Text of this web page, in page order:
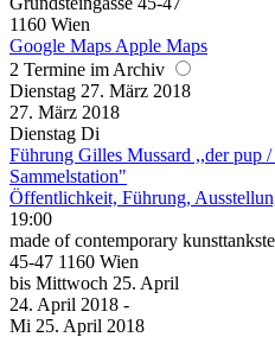
1160 Wien
Google Maps Apple Maps
2 Termine im Archiv
Dienstag 27. März 2018
27. März 2018
Dienstag Di
Führung Gilles Mussard ,,der pup
Sammelstation"
Öffentlichkeit, Führung,
19:00
made of contemporary
45-47 1160 Wien
bis Mittwoch 25. April
24. April 2018 -
Mi 25. April 2018